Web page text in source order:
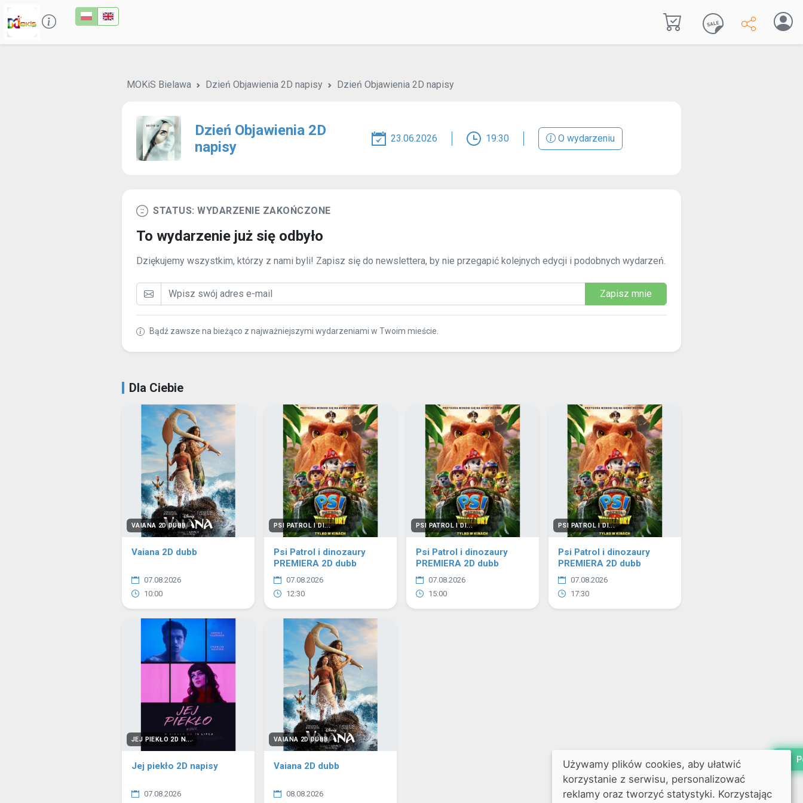
MOKiS Bielawa Dzień Objawienia 2D napisy Dzień Objawienia 2D napisy
Dzień Objawienia 2D
napisy
23.06.2026 19:30 O wydarzeniu
STATUS: WYDARZENIE ZAKOŃCZONE
To wydarzenie już się odbyło
Dziękujemy wszystkim, którzy z nami byli! Zapisz się do newslettera, by nie przegapić kolejnych edycji i podobnych wydarzeń.
Zapisz mnie
Bądź zawsze na bieżąco z najważniejszymi wydarzeniami w Twoim mieście.
Dla Ciebie
VAIANA 2D DUBB
Vaiana 2D dubb
07.08.2026
10:00
PSI PATROL I DI...
Psi Patrol i dinozaury
PREMIERA 2D dubb
07.08.2026
12:30
PSI PATROL I DI...
Psi Patrol i dinozaury
PREMIERA 2D dubb
07.08.2026
15:00
PSI PATROL I DI...
Psi Patrol i dinozaury
PREMIERA 2D dubb
07.08.2026
17:30
JEJ PIEKŁO 2D N...
Jej piekło 2D napisy
07.08.2026
VAIANA 2D DUBB
Vaiana 2D dubb
08.08.2026
Używamy plików cookies, aby ułatwić
korzystanie z serwisu, personalizować
reklamy oraz tworzyć statystyki. Korzystając